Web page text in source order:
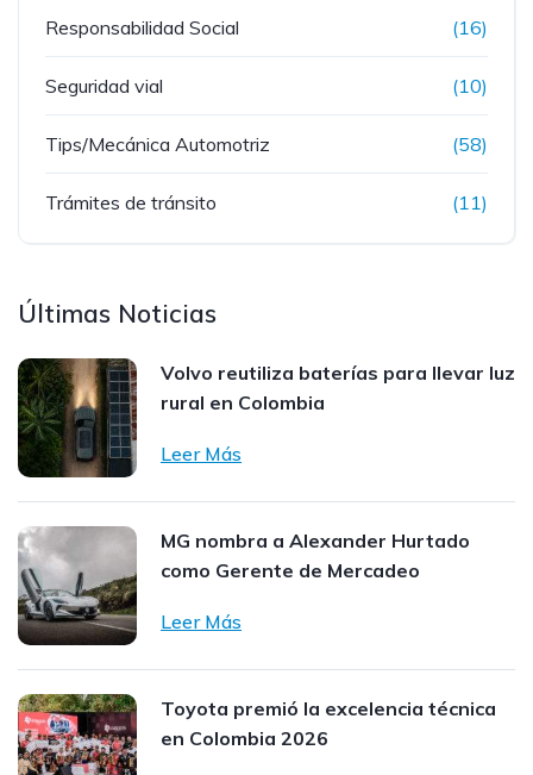
Responsabilidad Social (16)
Seguridad vial (10)
Tips/Mecánica Automotriz (58)
Trámites de tránsito (11)
Últimas Noticias
Volvo reutiliza baterías para llevar luz
rural en Colombia
Leer Más
MG nombra a Alexander Hurtado
como Gerente de Mercadeo
Leer Más
Toyota premió la excelencia técnica
en Colombia 2026